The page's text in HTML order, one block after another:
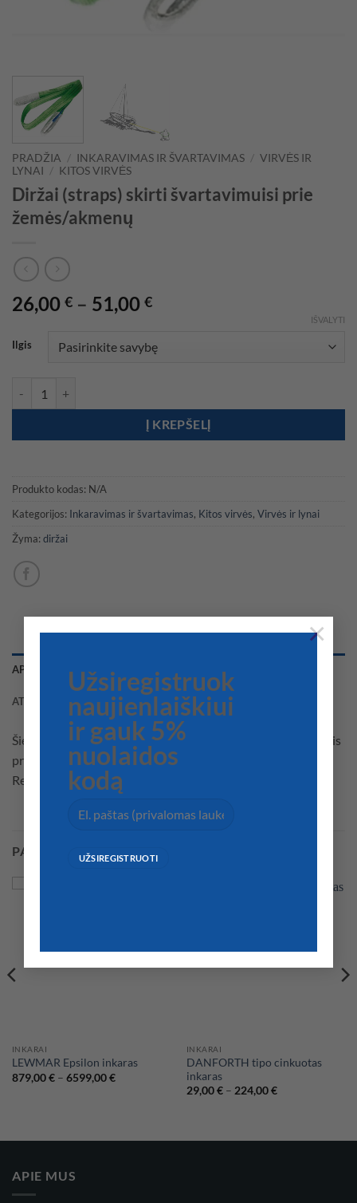
Užsiregistruok
naujienlaiškiui
ir gauk 5%
nuolaidos
kodą
×
PRADŽIA / INKARAVIMAS IR ŠVARTAVIMAS / VIRVĖS IR
LYNAI / KITOS VIRVĖS
Diržai (straps) skirti švartavimuisi prie
žemės/akmenų
26,00 € – 51,00 €Price
26,00 €
through
Ilgis
IŠVALYTI
Į KREPŠELĮ
Produkto kodas: N/A
Kategorijos: Inkaravimas ir švartavimas, Kitos virvės, Virvės ir lynai
Žyma: diržai
APRAŠYMAS
ATSILIEPIMAI (0)
Šie diržai yra labai atsparūs trinčiai ir idealiai tinka švartuotis
prie uolų ar žiedų, kurie gali trinti švartavimosi virves.
Rekomenduojama naudoti su virvėmis 06.479.xx.
PANAŠŪS PRODUKTAI
INKARAI
LEWMAR Epsilon inkaras
879,00€ – 6599,00€Price
INKARAI
DANFORTH tipo cinkuotas
inkaras
29,00€ – 224,00€Price
APIE MUS